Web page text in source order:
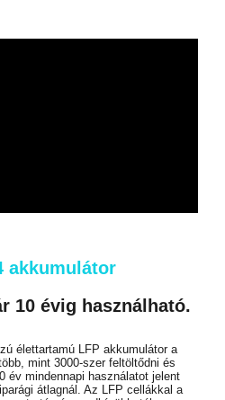
akkumulátor​
10 évig használható.
élettartamú LFP akkumulátor a
mint 3000-szer feltöltődni és
év mindennapi használatot jelent
átlagnál. Az LFP cellákkal a